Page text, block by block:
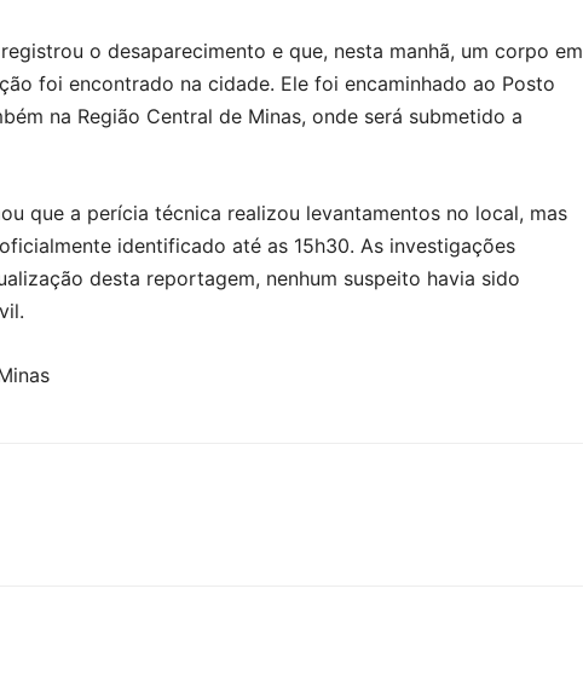
o desaparecimento e que, nesta manhã, um corpo em
foi encontrado na cidade. Ele foi encaminhado ao Posto
na Região Central de Minas, onde será submetido a
que a perícia técnica realizou levantamentos no local, mas
identificado até as 15h30. As investigações
desta reportagem, nenhum suspeito havia sido